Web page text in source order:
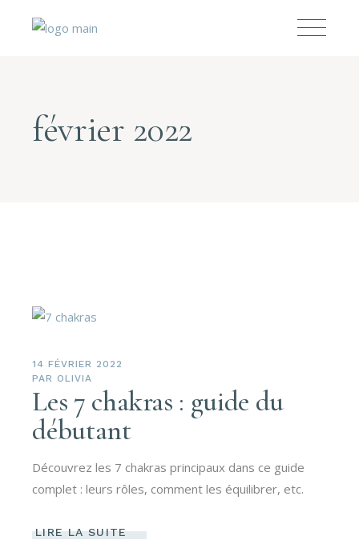
février 2022
14 FÉVRIER 2022
PAR OLIVIA
Les 7 chakras : guide du
débutant
Découvrez les 7 chakras principaux dans ce guide
complet : leurs rôles, comment les équilibrer, etc.
LIRE LA SUITE